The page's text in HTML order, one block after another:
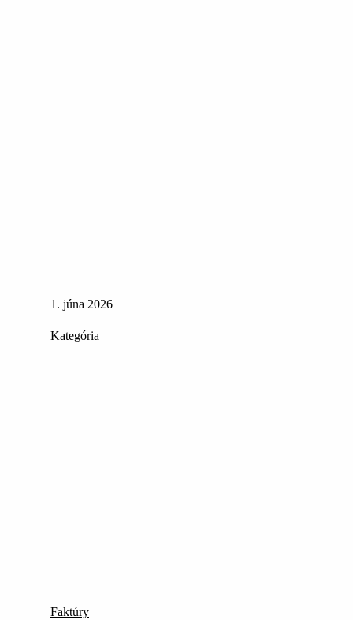
1. júna 2026
Kategória
Faktúry